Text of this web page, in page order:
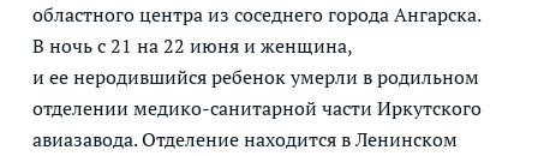
областного центра из соседнего города Ангарска.
В ночь с 21 на 22 июня и женщина,
и ее неродившийся ребенок умерли в родильном
отделении медико-санитарной части Иркутского
авиазавода. Отделение находится в Ленинском